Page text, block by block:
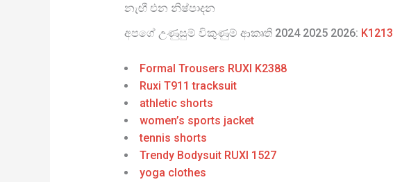
නැඟී එන නිෂ්පාදන
අපගේ උණුසුම් විකුණුම් ආකෘති 2024 2025 2026: K1213
Formal Trousers RUXI K2388
Ruxi T911 tracksuit
athletic shorts
women’s sports jacket
tennis shorts
Trendy Bodysuit RUXI 1527
yoga clothes